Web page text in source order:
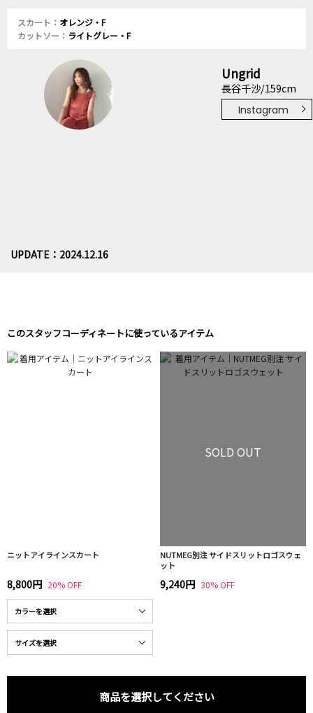
スカート： オレンジ・F
カットソー： ライトグレー・F
Ungrid
長谷千沙/159cm
Instagram
UPDATE：2024.12.16
このスタッフコーディネートに使っているアイテム
ニットアイラインスカート
8,800円 20% OFF
SOLD OUT
NUTMEG別注 サイドスリットロゴスウェ
ット
9,240円 30% OFF
商品を選択してください